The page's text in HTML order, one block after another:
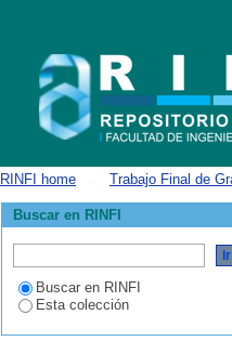
RINFI home Trabajo Final de
Buscar en RINFI
Buscar en RINFI
Esta colección